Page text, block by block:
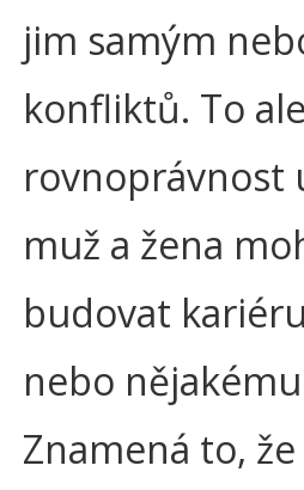
jim samým
konfliktů. To
rovnoprávnost
muž a žena
budovat
nebo
Znamená to,